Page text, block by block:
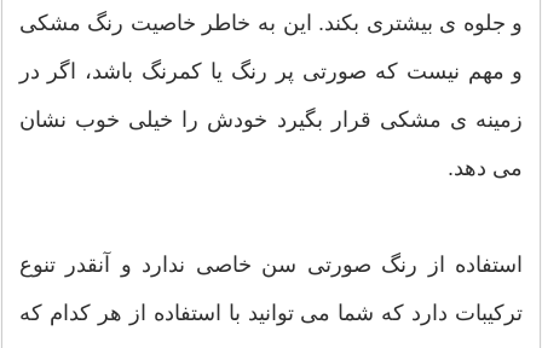
و جلوه ی بیشتری بکند. این به خاطر خاصیت رنگ مشکی
و مهم نیست که صورتی پر رنگ یا کمرنگ باشد، اگر در
زمینه ی مشکی قرار بگیرد خودش را خیلی خوب نشان
می دهد.
استفاده از رنگ صورتی سن خاصی ندارد و آنقدر تنوع
ترکیبات دارد که شما می توانید با استفاده از هر کدام که